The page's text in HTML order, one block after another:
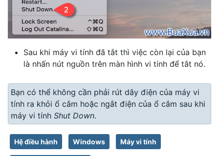
Sau khi máy vi tính đã tắt thì việc còn lại của bạn
là nhấn nút nguồn trên màn hình vi tính để tắt nó.
Bạn có thể không cần phải rút dây điện của máy vi
tính ra khỏi ổ cắm hoặc ngắt điện của ổ cắm sau khi
máy vi tính Shut Down.
Hệ điều hành Windows Máy vi tính